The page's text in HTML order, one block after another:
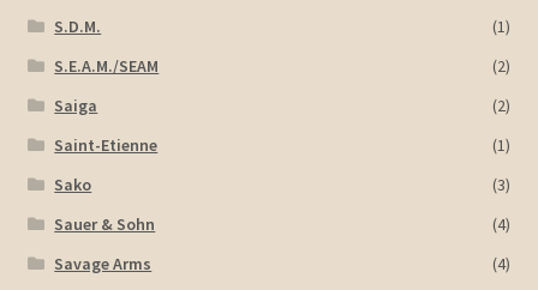
S.D.M.
(1)
S.E.A.M./SEAM
(2)
Saiga
(2)
Saint-Etienne
(1)
Sako
(3)
Sauer & Sohn
(4)
Savage Arms
(4)